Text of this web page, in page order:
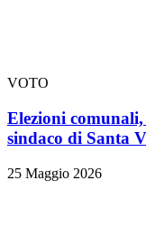
VOTO
Elezioni
sindaco di Santa
25 Maggio 2026